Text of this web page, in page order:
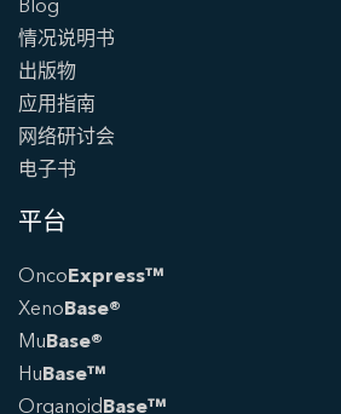
Blog
情况说明书
出版物
应用指南
网络研讨会
电子书
平台
OncoExpress™
XenoBase®
MuBase®
HuBase™
OrganoidBase™